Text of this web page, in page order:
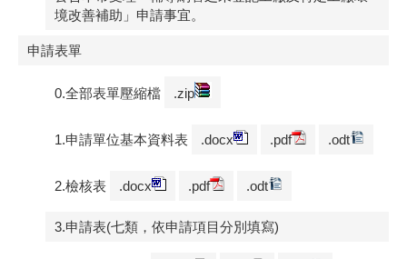
境改善補助」申請事宜。
申請表單
0.全部表單壓縮檔 .zip
1.申請單位基本資料表 .docx .pdf .odt
2.檢核表 .docx .pdf .odt
3.申請表(七類，依申請項目分別填寫)